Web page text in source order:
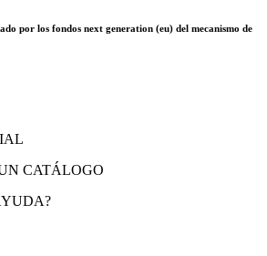
por los fondos next generation (eu) del mecanismo de
CATÁLOGO